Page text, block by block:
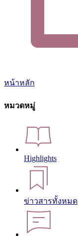
หน้าหลัก
หมวดหมู่
Highlights
ข่าวสารทั้งหมด